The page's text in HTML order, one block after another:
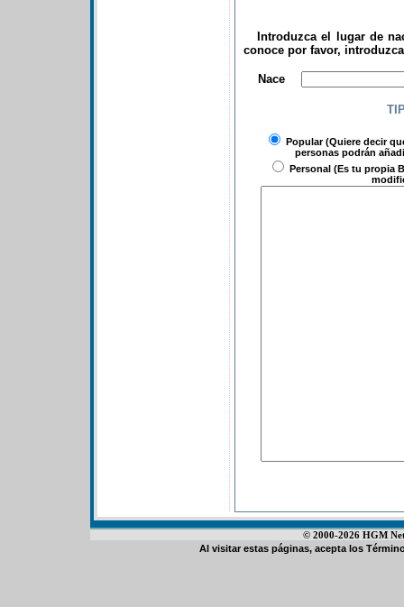
Introduzca el lugar de
conoce por favor,
Nace
Popular(Quiere decir
personas podrán
Personal (Es tu propia
© 2000-2026 HGM
Al visitar estas páginas, acepta los